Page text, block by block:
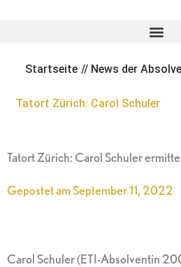
Startseite // News der
Tatort Zürich: Carol Schuler
Tatort Zürich: Carol Schuler
Gepostet amSeptember 11, 2022
Carol Schuler (ETI-Absolventin